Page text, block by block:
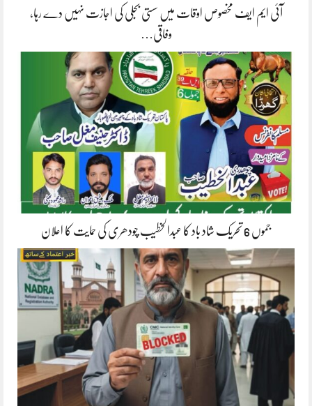
آئی ایم ایف مخصوص اوقات میں سستی بجلی کی اجازت نہیں دے رہا،
وفاقی…
جموں 6 تحریک شاد باد کا عبدالخطیب چودھری کی حمایت کا اعلان